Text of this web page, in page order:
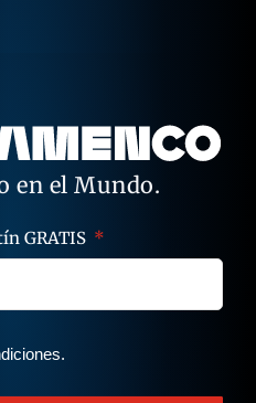
en el Mundo.
GRATIS